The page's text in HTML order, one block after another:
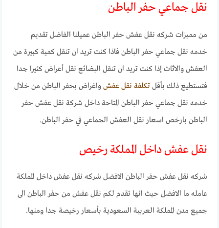
نقل جماعي حفر الباطن
من مميزات شركه نقل عفش حفر الباطن عميلنا الفاضل تقديم
خدمه نقل جماعي حفر الباطن فاذا كنت تريد ان تنقل كمية كبيرة من
العفش والاثاث إذا كنت تريد ان تنقل البضائع نقل أعراض كثيرا جدا
فتستطيع ذلك بأقلتكلفة نقل عفش واغراض بحفر الباطن من خلال
خدمه نقل جماعي حفر الباطن المتاحة داخل شركة نقل عفش حفر
الباطن بارخص اسعار نقل العفش الجماعي في حفر الباطن.
نقل عفش داخل المملكة رخيص
شركه نقل عفش حفر الباطن الافضل شركه نقل عفش داخل المملكة
عامله ما الافضل حيث انها تقدم لكم نقل عفش من حفر الباطن الى
جميع مدن المملكة العربية السعودية بأسعار رخيصة جدا ومنها.